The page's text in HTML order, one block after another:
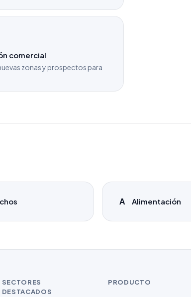
comercial
zonas y prospectos para
A Alimentación
SECTORES
DESTACADOS
PRODUCTO